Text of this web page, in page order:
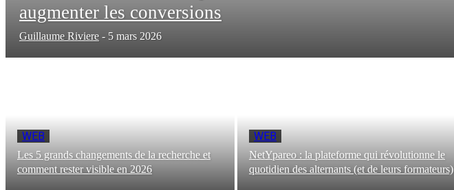
augmenter les conversions
Guillaume Riviere - 5 mars 2026
WEB
Les 5 grands changements de la recherche et
comment rester visible en 2026
WEB
NetYpareo : la plateforme qui révolutionne le
quotidien des alternants (et de leurs formateurs)